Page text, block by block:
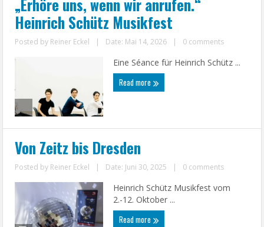
„Erhöre uns, wenn wir anrufen.“
Heinrich Schütz Musikfest
Posted by Reiner Eckel | Date: Mai 14, 2026 | 0 comments
Eine Séance für Heinrich Schütz ...
Read more
Von Zeitz bis Dresden
Posted by Reiner Eckel | Date: Juni 30, 2025 | 0 comments
Heinrich Schütz Musikfest vom
2.-12. Oktober ...
Read more